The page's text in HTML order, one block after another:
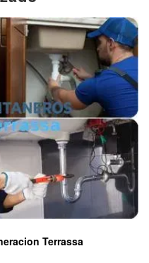
Terrassa